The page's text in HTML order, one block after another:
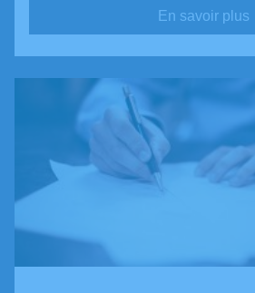
En savoir plus